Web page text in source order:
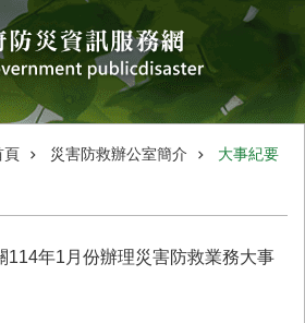
頁 災害防救辦公室簡介 大事紀要
114年1月份辦理災害防救業務大事